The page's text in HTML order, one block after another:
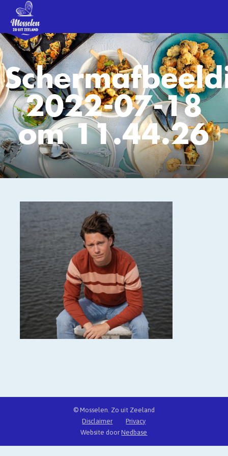
2022-07-18
om 11.44.26
© Mosselen. Zo uit Zeeland
Disclaimer
Privacy
Website doorNedbase